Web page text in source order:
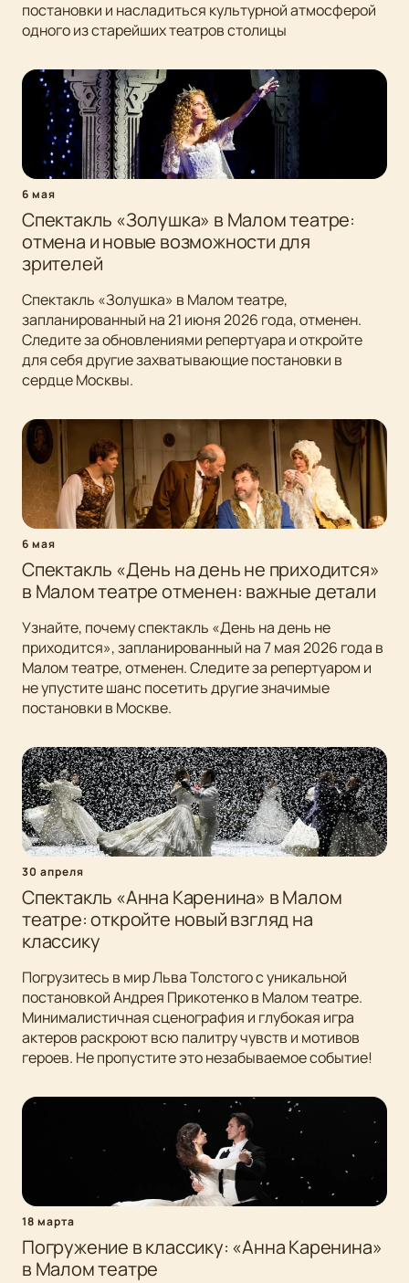
постановки и насладиться культурной атмосферой
одного из старейших театров столицы
6 мая
Спектакль «Золушка» в Малом театре:
отмена и новые возможности для
зрителей
Спектакль «Золушка» в Малом театре,
запланированный на 21 июня 2026 года, отменен.
Следите за обновлениями репертуара и откройте
для себя другие захватывающие постановки в
сердце Москвы.
6 мая
Спектакль «День на день не приходится»
в Малом театре отменен: важные детали
Узнайте, почему спектакль «День на день не
приходится», запланированный на 7 мая 2026 года в
Малом театре, отменен. Следите за репертуаром и
не упустите шанс посетить другие значимые
постановки в Москве.
30 апреля
Спектакль «Анна Каренина» в Малом
театре: откройте новый взгляд на
классику
Погрузитесь в мир Льва Толстого с уникальной
постановкой Андрея Прикотенко в Малом театре.
Минималистичная сценография и глубокая игра
актеров раскроют всю палитру чувств и мотивов
героев. Не пропустите это незабываемое событие!
18 марта
Погружение в классику: «Анна Каренина»
в Малом театре